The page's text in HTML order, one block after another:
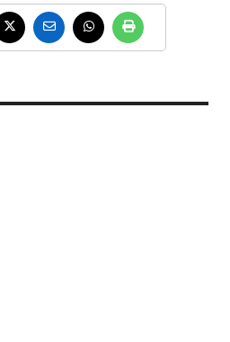
পর্যন্ত মার্কো জানসেন (২–১৮) আর
বিপর্যস্ত করে দেন। শেষ
কিন্তু বশ প্রথম বলেই টম ব্যান্টনকে
ইংল্যান্ডের।